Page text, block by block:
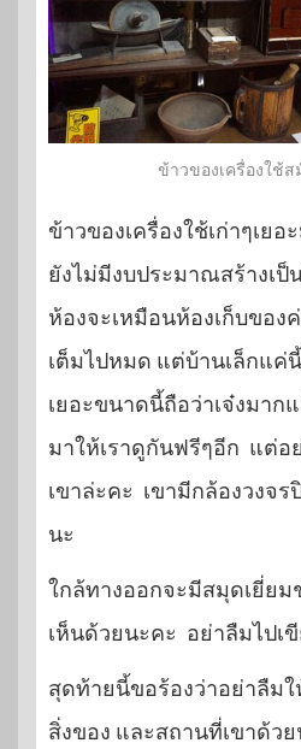
ข้าวของเครื่องใช้
ข้าวของเครื่องใช้เก่าๆเยอ
ยังไม่มีงบประมาณสร้างเ
ห้องจะเหมือนห้องเก็บของ
เต็มไปหมด แต่บ้านเล็กแค่
เยอะขนาดนี้ถือว่าเจ๋งมาก
มาให้เราดูกันฟรีๆอีก แต่อ
เขาล่ะคะ เขามีกล้องวงจร
นะ
ใกล้ทางออกจะมีสมุดเยี่ย
เห็นด้วยนะคะ อย่าลืมไปเ
สุดท้ายนี้ขอร้องว่าอย่าลืมใ
สิ่งของ และสถานที่เขาด้ว